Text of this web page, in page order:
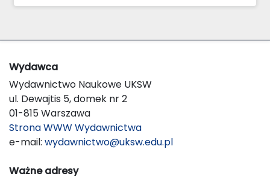
Wydawca
Wydawnictwo Naukowe UKSW
ul. Dewajtis 5, domek nr 2
01-815 Warszawa
Strona WWW Wydawnictwa
e-mail: wydawnictwo@uksw.edu.pl
Ważne adresy